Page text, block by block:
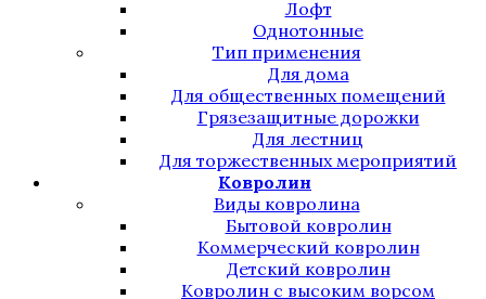
Лофт
Однотонные
Тип применения
Для дома
Для общественных помещений
Грязезащитные дорожки
Для лестниц
Для торжественных мероприятий
Ковролин
Виды ковролина
Бытовой ковролин
Коммерческий ковролин
Детский ковролин
Ковролин с высоким ворсом